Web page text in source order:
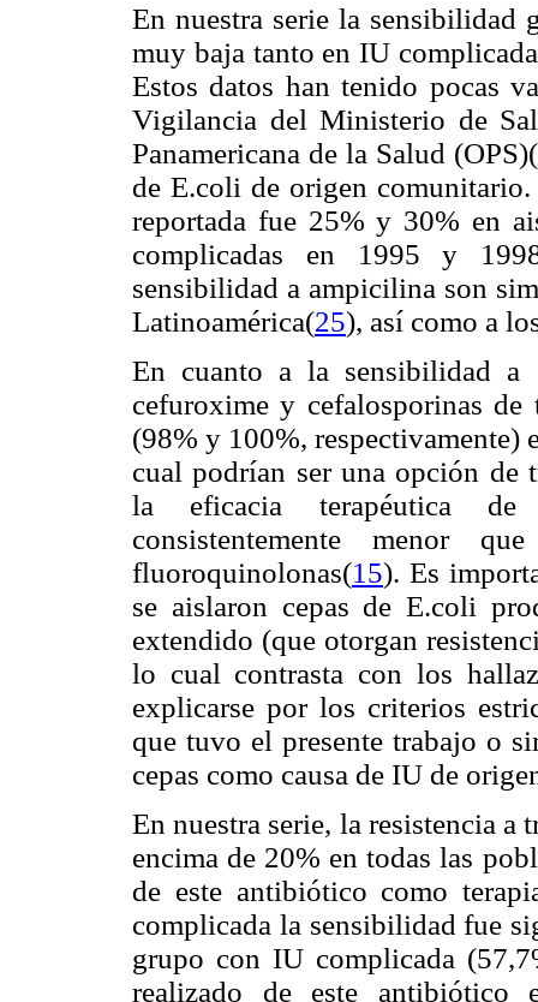
En nuestra serie la
muy baja tanto en IU
Estos datos han tenido pocas
Vigilancia del Ministerio de
Panamericana de la Salud (OPS)(
de E.coli de origen
reportada fue 25% y 30% en
complicadas en 1995 y
sensibilidad a ampicilina son
Latinoamérica(25), así como a
En cuanto a la sensibilidad a
cefuroxime y cefalosporinas de
(98% y 100%, respectivamente)
cual podrían ser una opción de
la eficacia terapéutica de
consistentemente menor
fluoroquinolonas(15). Es
se aislaron cepas de E.coli
extendido (que otorgan
lo cual contrasta con los
explicarse por los criterios
que tuvo el presente trabajo o
cepas como causa de IU de
En nuestra serie, la resistencia
encima de 20% en todas las
de este antibiótico como
complicada la sensibilidad fue
grupo con IU complicada
realizado de este antibiótico